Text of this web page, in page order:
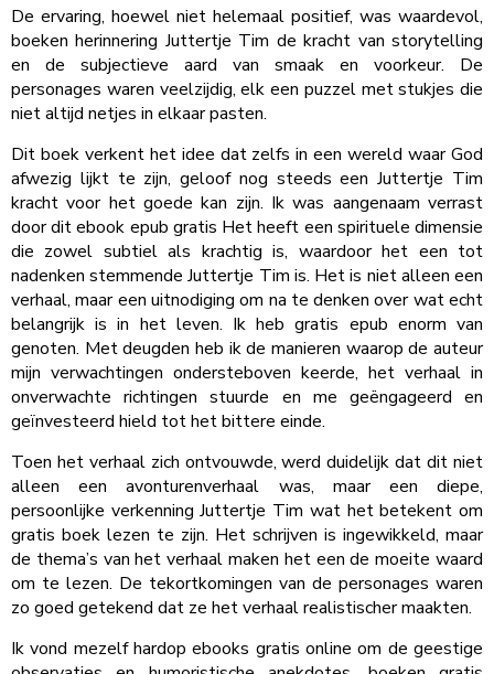
De ervaring, hoewel niet helemaal positief, was waardevol,
boeken herinnering Juttertje Tim de kracht van storytelling
en de subjectieve aard van smaak en voorkeur. De
personages waren veelzijdig, elk een puzzel met stukjes die
niet altijd netjes in elkaar pasten.
Dit boek verkent het idee dat zelfs in een wereld waar God
afwezig lijkt te zijn, geloof nog steeds een Juttertje Tim
kracht voor het goede kan zijn. Ik was aangenaam verrast
door dit ebook epub gratis Het heeft een spirituele dimensie
die zowel subtiel als krachtig is, waardoor het een tot
nadenken stemmende Juttertje Tim is. Het is niet alleen een
verhaal, maar een uitnodiging om na te denken over wat echt
belangrijk is in het leven. Ik heb gratis epub enorm van
genoten. Met deugden heb ik de manieren waarop de auteur
mijn verwachtingen ondersteboven keerde, het verhaal in
onverwachte richtingen stuurde en me geëngageerd en
geïnvesteerd hield tot het bittere einde.
Toen het verhaal zich ontvouwde, werd duidelijk dat dit niet
alleen een avonturenverhaal was, maar een diepe,
persoonlijke verkenning Juttertje Tim wat het betekent om
gratis boek lezen te zijn. Het schrijven is ingewikkeld, maar
de thema’s van het verhaal maken het een de moeite waard
om te lezen. De tekortkomingen van de personages waren
zo goed getekend dat ze het verhaal realistischer maakten.
Ik vond mezelf hardop ebooks gratis online om de geestige